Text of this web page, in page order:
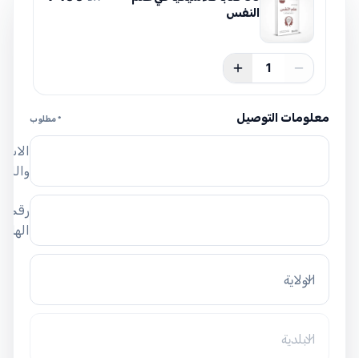
النفس
1
معلومات التوصيل * مطلوب
رقم
الولاية
البلدية